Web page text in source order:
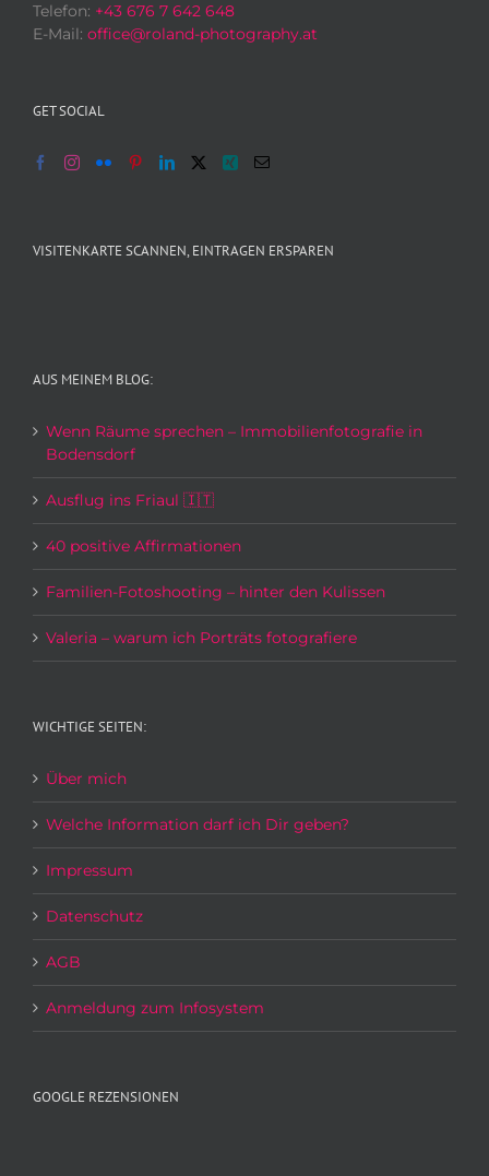
Telefon: +43 676 7 642 648
E-Mail: office@roland-photography.at
GET SOCIAL
VISITENKARTE SCANNEN, EINTRAGEN ERSPAREN
AUS MEINEM BLOG:
Wenn Räume sprechen – Immobilienfotografie in
Bodensdorf
Ausflug ins Friaul 🇮🇹
40 positive Affirmationen
Familien-Fotoshooting – hinter den Kulissen
Valeria – warum ich Porträts fotografiere
WICHTIGE SEITEN:
Über mich
Welche Information darf ich Dir geben?
Impressum
Datenschutz
AGB
Anmeldung zum Infosystem
GOOGLE REZENSIONEN